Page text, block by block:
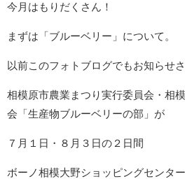
今月はもりだくさん！
まずは「ブルーベリー」について。
以前このフォトブログでもお知らせ
相模原市農業まつり実行委員会・相
会「生産物ブルーベリーの部」が
７月１日・８月３日の２日間
ボーノ相模大野ショッピングセンタ